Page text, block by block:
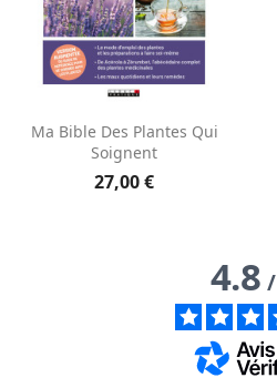
Aperçu rapide
Ma Bible Des Plantes Qui
Soignent
27,00 €
4.8/